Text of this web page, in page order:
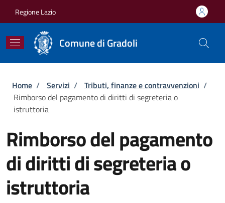
Regione Lazio
Comune di Gradoli
Briciole di pane
Home / Servizi / Tributi, finanze e contravvenzioni /
Rimborso del pagamento di diritti di segreteria o
istruttoria
Rimborso del pagamento
di diritti di segreteria o
istruttoria